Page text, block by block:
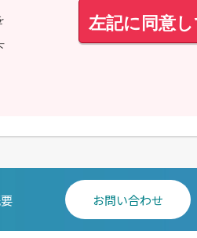
左記に同意
お問い合わせ